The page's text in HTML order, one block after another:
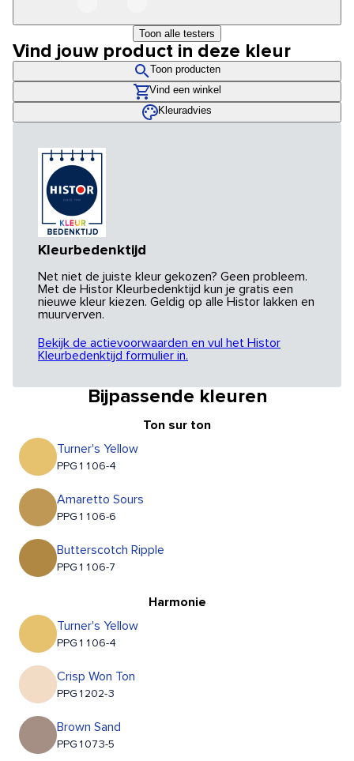
Toon alle testers
Vind jouw product in deze kleur
Toon producten
Vind een winkel
Kleuradvies
Kleurbedenktijd
Net niet de juiste kleur gekozen? Geen probleem.
Met de Histor Kleurbedenktijd kun je gratis een
nieuwe kleur kiezen. Geldig op alle Histor lakken en
muurverven.
Bekijk de actievoorwaarden en vul het Histor
Kleurbedenktijd formulier in.
Bijpassende kleuren
Ton sur ton
Turner's Yellow
PPG1106-4
Amaretto Sours
PPG1106-6
Butterscotch Ripple
PPG1106-7
Harmonie
Turner's Yellow
PPG1106-4
Crisp Won Ton
PPG1202-3
Brown Sand
PPG1073-5